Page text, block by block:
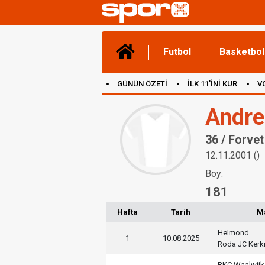
Futbol Basketbol
GÜNÜN ÖZETİ İLK 11'İNİ KUR
36 / Forvet
12.11.2001 ()
Boy:
181
Hafta Tarih
1 10.08.2025
Helmond
Roda JC